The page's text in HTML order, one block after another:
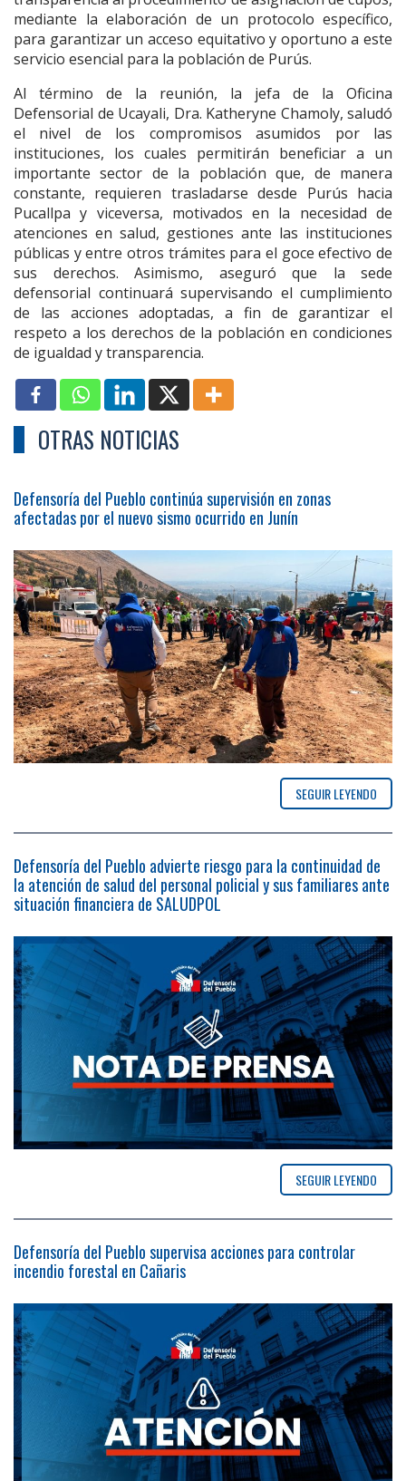
mediante la elaboración de un protocolo específico,
para garantizar un acceso equitativo y oportuno a este
servicio esencial para la población de Purús.
Al término de la reunión, la jefa de la Oficina
Defensorial de Ucayali, Dra. Katheryne Chamoly, saludó
el nivel de los compromisos asumidos por las
instituciones, los cuales permitirán beneficiar a un
importante sector de la población que, de manera
constante, requieren trasladarse desde Purús hacia
Pucallpa y viceversa, motivados en la necesidad de
atenciones en salud, gestiones ante las instituciones
públicas y entre otros trámites para el goce efectivo de
sus derechos. Asimismo, aseguró que la sede
defensorial continuará supervisando el cumplimiento
de las acciones adoptadas, a fin de garantizar el
respeto a los derechos de la población en condiciones
de igualdad y transparencia.
OTRAS NOTICIAS
Defensoría del Pueblo continúa supervisión en zonas
afectadas por el nuevo sismo ocurrido en Junín
SEGUIR LEYENDO
Defensoría del Pueblo advierte riesgo para la continuidad de
la atención de salud del personal policial y sus familiares ante
situación financiera de SALUDPOL
SEGUIR LEYENDO
Defensoría del Pueblo supervisa acciones para controlar
incendio forestal en Cañaris